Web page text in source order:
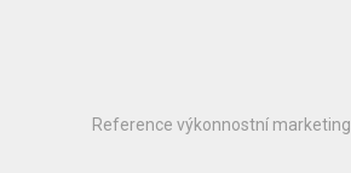
Reference výkonnostní marketing